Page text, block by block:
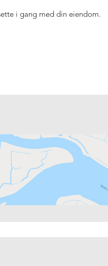
i gang med din eiendom.